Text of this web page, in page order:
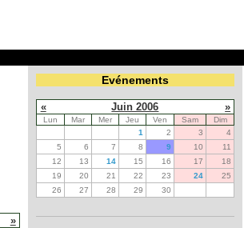
»
Evénements
« Juin 2006 »
Lun Mar Mer Jeu Ven Sam
Dim
1
2 3
4
5
6 7 8 9 10
11
12
13 14 15 16 17
18
19
20 21 22 23 24
25
26
27 28 29 30